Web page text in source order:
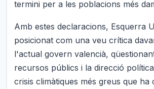
termini per a les poblacions més
Amb estes declaracions, Esquerra
posicionat com una veu crítica
l'actual govern valencià,
recursos públics i la direcció
crisis climàtiques més greus que ha